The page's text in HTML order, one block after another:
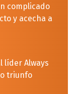
complicado
y acecha a
líder Always
triunfo